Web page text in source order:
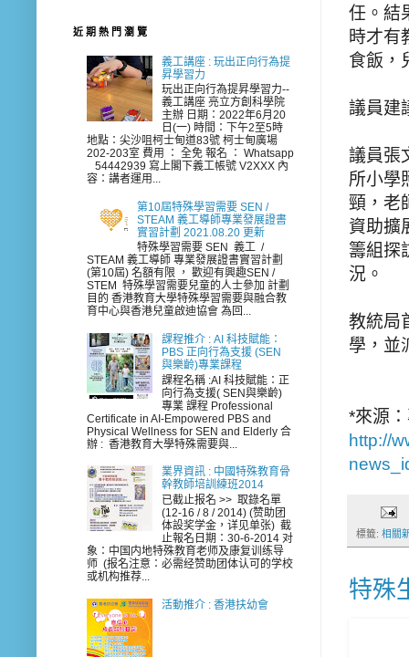
任。結
時才有
食飯，
議員建
議員張
所小學
頸，老
資助擴
籌組探
況。
教統局
學，並
*來源
http://
標籤: 相關
特殊
近 期 熱 門 瀏 覽
義工講座 : 玩出正向行為提
昇學習力
玩出正向行為提昇學習力--
義工講座 亮立方創科學院
主辦 日期：2022年6月20
日(一) 時間：下午2至5時
地點：尖沙咀柯士甸道83號 柯士甸廣場
202-203室 費用 ： 全免 報名 ： Whatsapp
54442939 寫上閣下義工帳號 V2XXX 內
容：講者運用...
第10屆特殊學習需要 SEN /
STEAM 義工導師專業發展證書
實習計劃 2021.08.20 更新
特殊學習需要 SEN 義工 /
STEAM 義工導師 專業發展證書實習計劃
(第10屆) 名額有限 ， 歡迎有興趣SEN /
STEM 特殊學習需要兒童的人士參加 計劃
目的 香港教育大學特殊學習需要與融合教
育中心與香港兒童啟迪協會 為回...
課程推介 : AI 科技賦能：
PBS 正向行為支援 (SEN
與樂齡)專業課程
課程名稱 :AI 科技賦能：正
向行為支援( SEN與樂齡)
專業 課程 Professional
Certificate in AI-Empowered PBS and
Physical Wellness for SEN and Elderly 合
辦 : 香港教育大學特殊需要與...
業界資訊 : 中國特殊教育骨
幹教師培訓練班2014
已截止报名 >> 取錄名單
(12-16 / 8 / 2014) (赞助团
体設奖学金，详见单张) 截
止報名日期：30-6-2014 对
象：中国内地特殊教育老师及康复训练导
师 (报名注意：必需经赞助团体认可的学校
或机构推荐...
活動推介 : 香港扶幼會